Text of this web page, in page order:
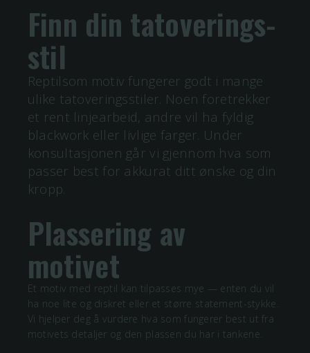
Finn din tatoverings-
stil
Reptilsom motiv fungerer godt i mange
ulike tatoveringsstiler. Noen foretrekker
et rent linjearbeid, andre vil ha fyldig
blackwork eller livlige farger. Under
konsultasjonen går vi gjennom hva som
passer best for akkurat ditt ønske og din
kropp.
Plassering av
motivet
Et motiv med reptil kan tilpasses mye — enten du vil
ha noe lite og diskret eller et større statement-stykke.
Vi hjelper deg å vurdere hva som fungerer best ut fra
motivets detaljer og den plassen du har i tankene.